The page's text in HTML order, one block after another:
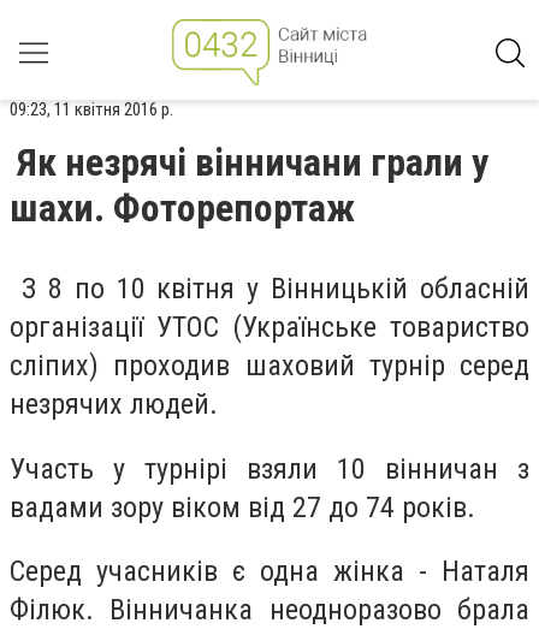
09:23, 11 квітня 2016 р.
Як незрячі вінничани грали у
шахи. Фоторепортаж
З 8 по 10 квітня у Вінницькій обласній
організації УТОС (Українське товариство
сліпих) проходив шаховий турнір серед
незрячих людей.
Участь у турнірі взяли 10 вінничан з
вадами зору віком від 27 до 74 років.
Серед учасників є одна жінка - Наталя
Філюк. Вінничанка неодноразово брала